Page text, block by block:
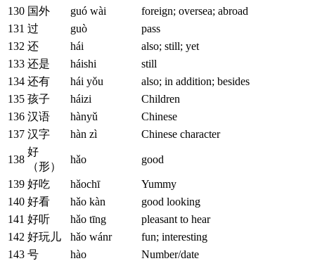
130 国外 guó wài
foreign; oversea; abroad
131 过 guò
pass
132 还 hái
also; still; yet
133 还是 háishi
still
134 还有 hái yǒu
also; in addition; besides
135 孩子 háizi
Children
136 汉语 hànyǔ
Chinese
137 汉字 hàn zì Chinese character
138
好
（形）
hǎo good
139 好吃 hǎochī
Yummy
140 好看 hǎo kàn
good looking
141 好听 hǎo tīng
pleasant to hear
142 好玩儿 hǎo wánr
fun; interesting
143 号 hào Number/date